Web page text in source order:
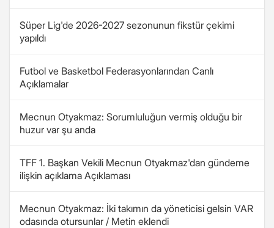
Süper Lig'de 2026-2027 sezonunun fikstür çekimi
yapıldı
Futbol ve Basketbol Federasyonlarından Canlı
Açıklamalar
Mecnun Otyakmaz: Sorumluluğun vermiş olduğu bir
huzur var şu anda
TFF 1. Başkan Vekili Mecnun Otyakmaz'dan gündeme
ilişkin açıklama Açıklaması
Mecnun Otyakmaz: İki takımın da yöneticisi gelsin VAR
odasında otursunlar / Metin eklendi